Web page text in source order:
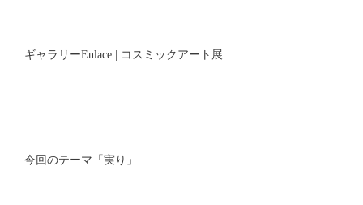
ギャラリーEnlace | コスミックアート展
今回のテーマ「実り」